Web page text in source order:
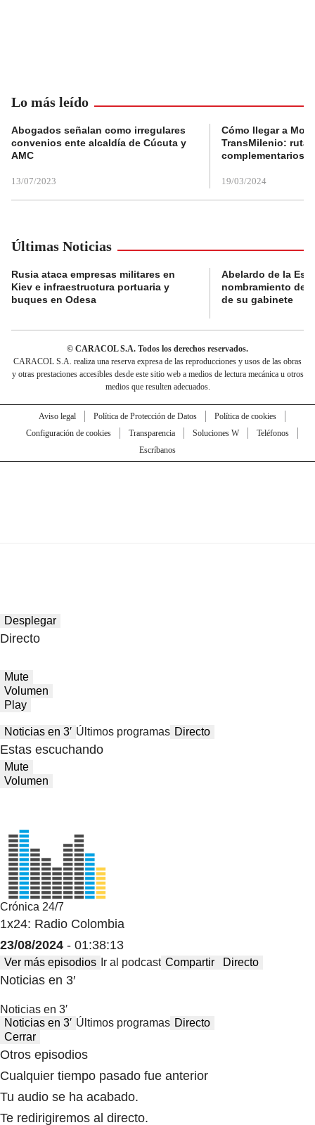
Lo más leído
Abogados señalan como irregulares
convenios ente alcaldía de Cúcuta y
AMC
13/07/2023
Cómo llegar a
TransMilenio:
complementarios
19/03/2024
Últimas Noticias
Rusia ataca empresas militares en
Kiev e infraestructura portuaria y
buques en Odesa
Abelardo de la
nombramiento de
de su gabinete
© CARACOL S.A. Todos los derechos reservados.
CARACOL S.A. realiza una reserva expresa de las reproducciones y usos de las obras
y otras prestaciones accesibles desde este sitio web a medios de lectura mecánica u otros
medios que resulten adecuados.
Aviso legal Política de Protección de Datos
Política de cookies
Configuración de cookies
Transparencia Soluciones W
Teléfonos
Escríbanos
Desplegar
Directo
Mute
Volumen
Play
Noticias en 3′ Últimos programas Directo
Estas escuchando
Mute
Volumen
Crónica 24/7
1x24: Radio Colombia
23/08/2024 - 01:38:13
Ver más episodios Ir al podcast Compartir Directo
Noticias en 3′
Noticias en 3′
Noticias en 3′ Últimos programas Directo
Cerrar
Otros episodios
Cualquier tiempo pasado fue anterior
Tu audio se ha acabado.
Te redirigiremos al directo.